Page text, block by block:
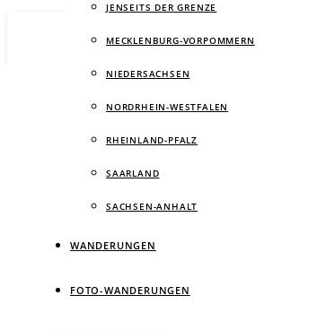
JENSEITS DER GRENZE
MECKLENBURG-VORPOMMERN
NIEDERSACHSEN
NORDRHEIN-WESTFALEN
RHEINLAND-PFALZ
SAARLAND
SACHSEN-ANHALT
WANDERUNGEN
FOTO-WANDERUNGEN